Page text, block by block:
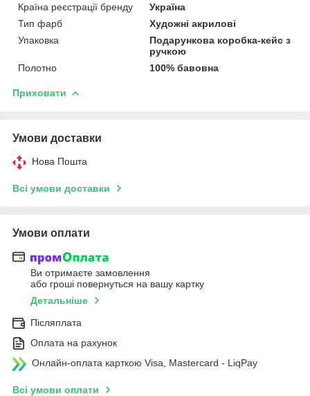
Країна реєстрації бренду
Україна
Тип фарб
Художні акрилові
Упаковка
Подарункова коробка-кейс з
ручкою
Полотно
100% бавовна
Приховати
Умови доставки
Нова Пошта
Всі умови доставки
Умови оплати
Ви отримаєте замовлення
або гроші повернуться на вашу картку
Детальніше
Післяплата
Оплата на рахунок
Онлайн-оплата карткою Visa, Mastercard - LiqPay
Всі умови оплати